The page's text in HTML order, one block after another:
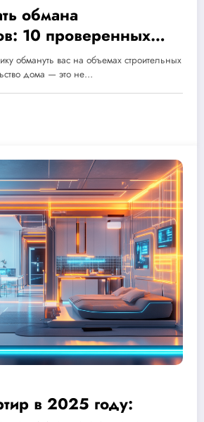
обмана
10 проверенных
и
вашего
обмануть вас на объемах строительных
дома — это не…
в 2025 году: